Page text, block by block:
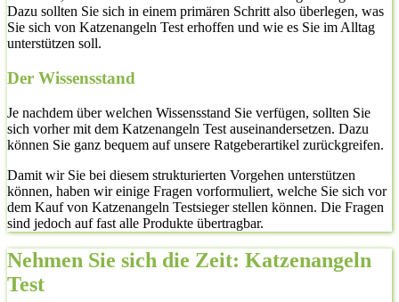
Dazu sollten Sie sich in einem primären Schritt also überlegen, was
Sie sich von Katzenangeln Test erhoffen und wie es Sie im Alltag
unterstützen soll.
Der Wissensstand
Je nachdem über welchen Wissensstand Sie verfügen, sollten Sie
sich vorher mit dem Katzenangeln Test auseinandersetzen. Dazu
können Sie ganz bequem auf unsere Ratgeberartikel zurückgreifen.
Damit wir Sie bei diesem strukturierten Vorgehen unterstützen
können, haben wir einige Fragen vorformuliert, welche Sie sich vor
dem Kauf von Katzenangeln Testsieger stellen können. Die Fragen
sind jedoch auf fast alle Produkte übertragbar.
Nehmen Sie sich die Zeit: Katzenangeln
Test